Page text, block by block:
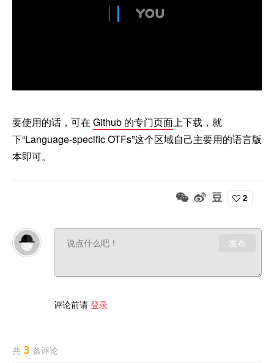
要使用的话，可在 Github 的专门页面上下载，就
下“Language-specific OTFs”这个区域自己主要用的语言版
本即可。
2
发布
评论前请 登录
共 3 条评论